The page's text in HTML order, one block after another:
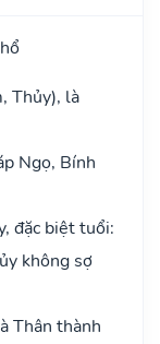
Thủy), là
Ngọ, Bính
đặc biệt tuổi:
không sợ
Thân thành